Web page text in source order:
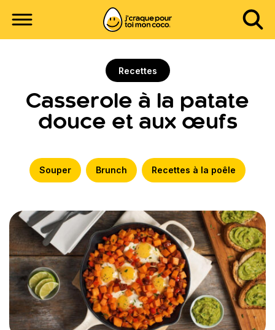
Recettes
Casserole à la patate
douce et aux œufs
Souper Brunch Recettes à la poêle